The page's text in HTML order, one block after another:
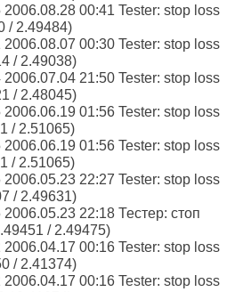
00:41 Tester: stop loss
/ 2.49484)
00:30 Tester: stop loss
/ 2.49038)
21:50 Tester: stop loss
/ 2.48045)
01:56 Tester: stop loss
/ 2.51065)
01:56 Tester: stop loss
/ 2.51065)
22:27 Tester: stop loss
/ 2.49631)
22:18 Тестер: стоп
/ 2.49475)
00:16 Tester: stop loss
/ 2.41374)
00:16 Tester: stop loss